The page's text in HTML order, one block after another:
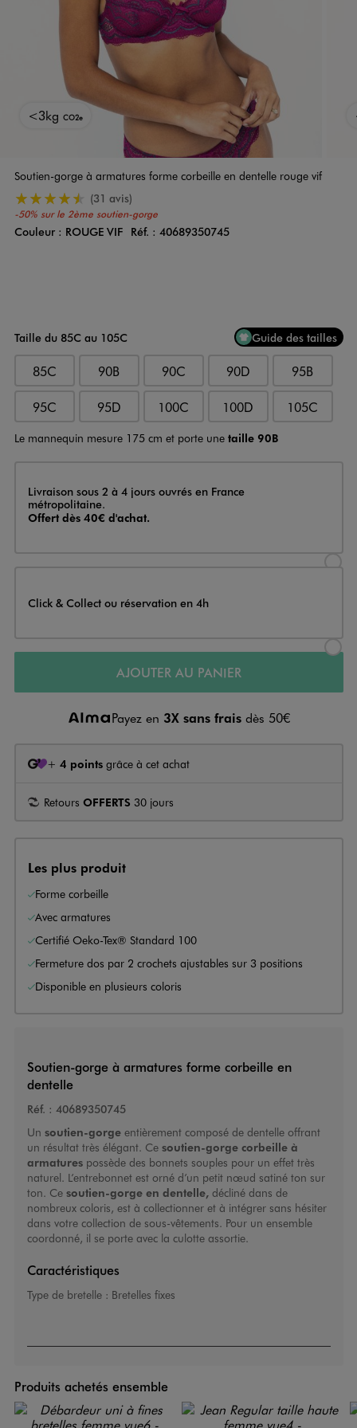
<3kg CO2e
Soutien-gorge à armatures forme corbeille en dentelle rouge vif
-50% sur le 2ème soutien-gorge
4.5/5 de moyenne
(31 avis)
Couleur
Couleur : ROUGE VIF Réf. : 40689350745
Taille du 85C au 105C Guide des tailles
85C 90B 90C 90D 95B
95C 95D 100C 100D 105C
Le mannequin mesure 175 cm et porte une taille 90B
Livraison
Livraison sous 2 à 4 jours ouvrés en France
métropolitaine.
Offert dès 40€ d'achat.
Click & Collect ou réservation en 4h
AJOUTER AU PANIER
Payez en 3X sans frais dès 50€
+ 4 points grâce à cet achat
Retours OFFERTS 30 jours
Les plus produit
Forme corbeille
Avec armatures
Certifié Oeko-Tex® Standard 100
Fermeture dos par 2 crochets ajustables sur 3 positions
Disponible en plusieurs coloris
Soutien-gorge à armatures forme corbeille en
dentelle
Réf. : 40689350745
Un soutien-gorge entièrement composé de dentelle offrant
un résultat très élégant. Ce soutien-gorge corbeille à
armaturespossède des bonnets souples pour un effet très
naturel. L’entrebonnet est orné d’un petit nœud satiné ton sur
ton. Ce soutien-gorgeen dentelle,décliné dans de
nombreux coloris, est à collectionner et à intégrer sans hésiter
dans votre collection de sous-vêtements. Pour un ensemble
coordonné, il se porte avec la culotte assortie.
Caractéristiques
Type de bretelle : Bretelles fixes
Produits achetés ensemble